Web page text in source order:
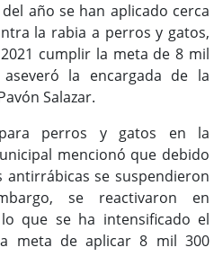
año se han aplicado cerca
la rabia a perros y gatos,
cumplir la meta de 8 mil
la encargada de la
Salazar.
perros y gatos en la
mencionó que debido
se suspendieron
se reactivaron en
que se ha intensificado el
meta de aplicar 8 mil 300